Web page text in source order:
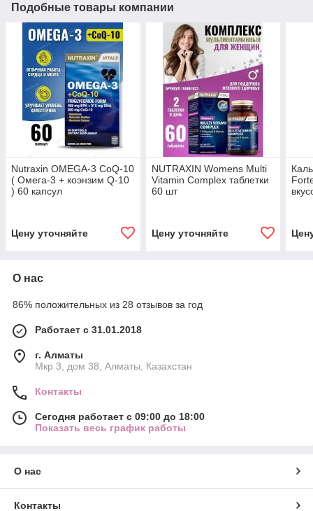
Подобные товары компании
Nutraxin OMEGA-3 СоQ-10
( Омега-3 + коэнзим Q-10
) 60 капсул
Цену уточняйте
NUTRAXIN Womens Multi
Vitamin Complex таблетки
60 шт
Цену уточняйте
О нас
86% положительных из 28 отзывов за год
Работает с 31.01.2018
г. Алматы
Мкр 3, дом 38, Алматы, Казахстан
Контакты
Сегодня работает с 09:00 до 18:00
Показать весь график работы
О нас
Контакты